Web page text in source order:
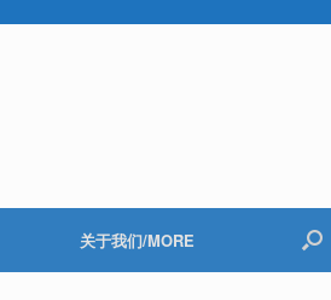
关于我们/MORE